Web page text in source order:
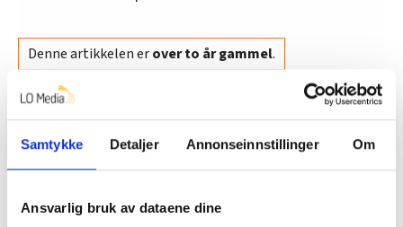
Samtykke Detaljer Annonseinnstillinger Om
Ansvarlig bruk av dataene dine
Denne artikkelen erover to år gammel.
Ønsker du å si din mening?
Her finner du informasjon om debattinnlegg og
kronikker til FriFagbevegelse